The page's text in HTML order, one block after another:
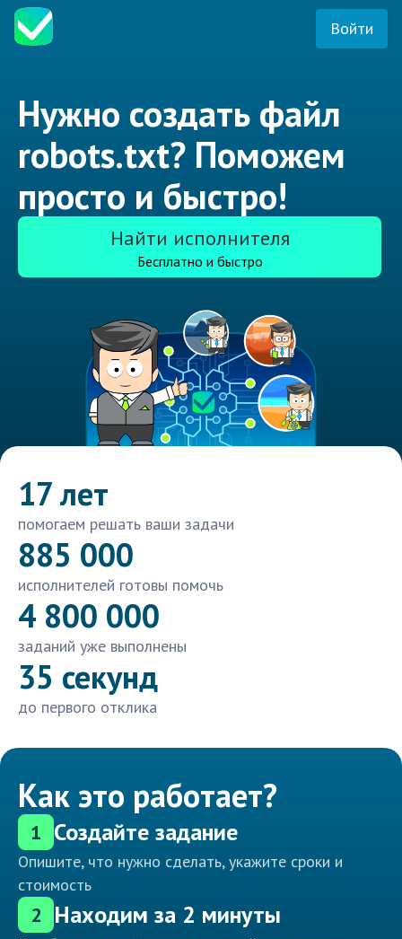
Войти
Нужно создать файл
robots.txt? Поможем
просто и быстро!
Найти исполнителя
Бесплатно и быстро
17 лет
помогаем решать ваши задачи
885 000
исполнителей готовы помочь
4 800 000
заданий уже выполнены
35 секунд
до первого отклика
Как это работает?
1 Создайте задание
Опишите, что нужно сделать, укажите сроки и
стоимость
2 Находим за 2 минуты